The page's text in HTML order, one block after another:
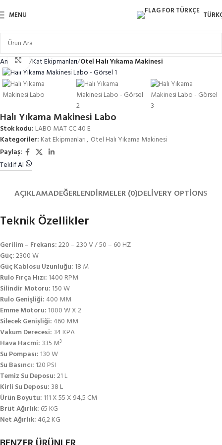
MENU
Ana Sayfa Kat Ekipmanları Otel Halı Yıkama Makinesi
Click to enlarge
Halı Yıkama Makinesi Labo
Stok kodu: LABO MAT CC 40 E
Kategoriler: Kat Ekipmanları, Otel Halı Yıkama Makinesi
Paylaş:
Teklif Al
AÇIKLAMADEĞERLENDIRMELER (0)DELIVERY OPTIONS
Teknik Özellikler
Gerilim – Frekans:220 – 230 V / 50 – 60 HZ
Güç:2300 W
Güç Kablosu Uzunluğu: 18 M
Rulo Fırça Hızı: 1400 RPM
Silindir Motoru: 150 W
Rulo Genişliği: 400 MM
Emme Motoru: 1000 W X 2
Silecek Genişliği: 460 MM
Vakum Derecesi: 34 KPA
Hava Hacmi: 335 M³
Su Pompası: 130 W
Su Basıncı: 120 PSI
Temiz Su Deposu:21 L
Kirli Su Deposu: 38 L
Ürün Boyutu: 111 X 55 X 94,5 CM
Brüt Ağırlık: 65 KG
Net Ağırlık: 46,2 KG